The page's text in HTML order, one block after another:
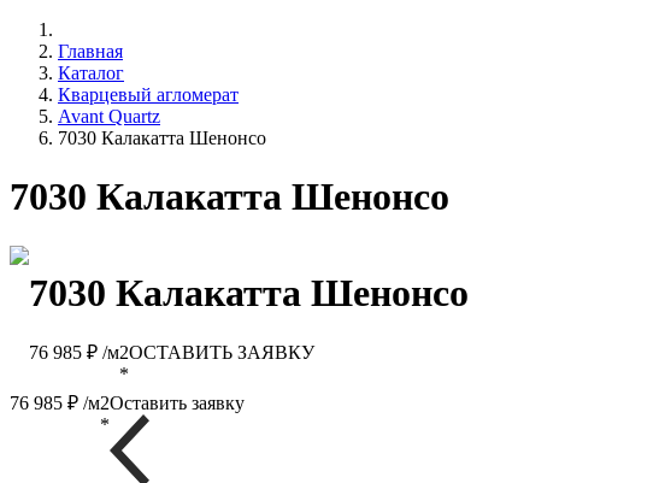
Главная
Каталог
Кварцевый агломерат
Avant Quartz
7030 Калакатта Шенонсо
7030 Калакатта Шенонсо
7030 Калакатта Шенонсо
76 985 ₽ /м2
*
ОСТАВИТЬ ЗАЯВКУ
76 985 ₽ /м2
*
Оставить заявку